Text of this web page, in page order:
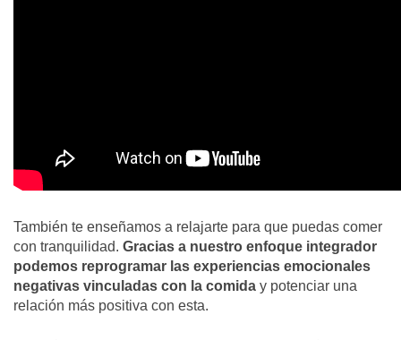
También te enseñamos a relajarte para que puedas comer
con tranquilidad. Gracias a nuestro enfoque integrador
podemos reprogramar las experiencias emocionales
negativas vinculadas con la comida y potenciar una
relación más positiva con esta.